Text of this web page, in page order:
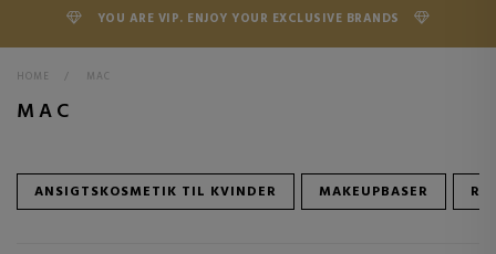
YOU ARE VIP. ENJOY YOUR EXCLUSIVE BRANDS
HOME > MAC
MAC
ANSIGTSKOSMETIK TIL KVINDER MAKEUPBASER